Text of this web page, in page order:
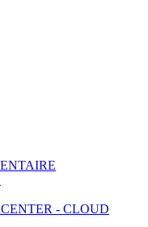
- CLOUD